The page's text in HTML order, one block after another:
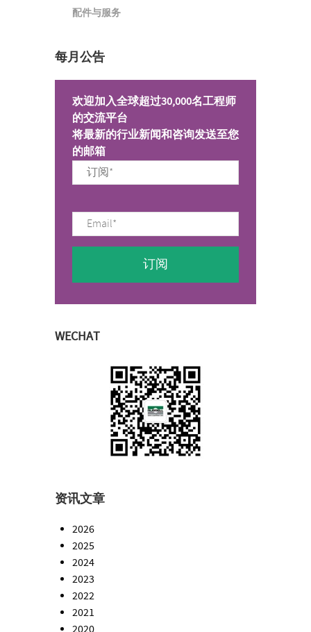
配件与服务
每月公告
欢迎加入全球超过30,000名工程师
的交流平台
将最新的行业新闻和咨询发送至您
的邮箱
WECHAT
资讯文章
2026
2025
2024
2023
2022
2021